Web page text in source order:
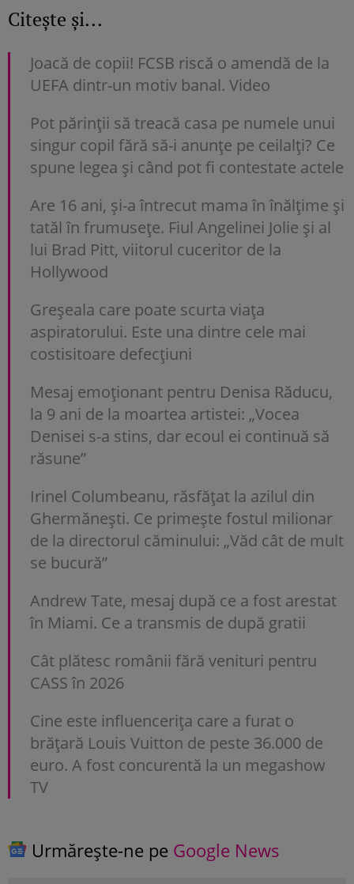
Citește și...
Joacă de copii! FCSB riscă o amendă de la
UEFA dintr-un motiv banal. Video
Pot părinții să treacă casa pe numele unui
singur copil fără să-i anunțe pe ceilalți? Ce
spune legea și când pot fi contestate actele
Are 16 ani, și-a întrecut mama în înălțime și
tatăl în frumusețe. Fiul Angelinei Jolie și al
lui Brad Pitt, viitorul cuceritor de la
Hollywood
Greșeala care poate scurta viața
aspiratorului. Este una dintre cele mai
costisitoare defecțiuni
Mesaj emoționant pentru Denisa Răducu,
la 9 ani de la moartea artistei: „Vocea
Denisei s-a stins, dar ecoul ei continuă să
răsune”
Irinel Columbeanu, răsfățat la azilul din
Ghermănești. Ce primește fostul milionar
de la directorul căminului: „Văd cât de mult
se bucură”
Andrew Tate, mesaj după ce a fost arestat
în Miami. Ce a transmis de după gratii
Cât plătesc românii fără venituri pentru
CASS în 2026
Cine este influencerița care a furat o
brățară Louis Vuitton de peste 36.000 de
euro. A fost concurentă la un megashow
TV
Urmărește-ne pe Google News